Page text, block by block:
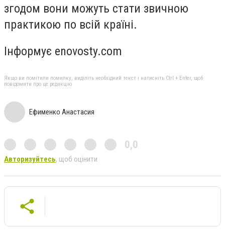
згодом вони можуть стати звичною
практикою по всій країні.
Інформує enovosty.com
Якщо ви помітили помилку, виділіть необхідний текст і натисніть Ctrl + Enter, щоб
повідомити про це редакцію
Ефименко Анастасия
0,0
Авторизуйтесь, щоб оцінити